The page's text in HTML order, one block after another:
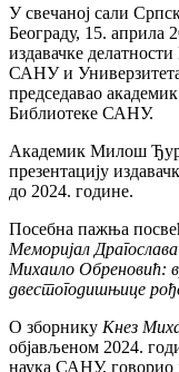
У свечаној сали
Београду, 15. априла
издавачке
САНУ и
председавао
Библиотеке САНУ.
Академик Милош
презентацију
до 2024. године.
Посебна пажња
Меморијал
Михаило Обреновић:
двестогодишњице
О зборнику Кнез
објављеном 2024.
наука САНУ, говорио